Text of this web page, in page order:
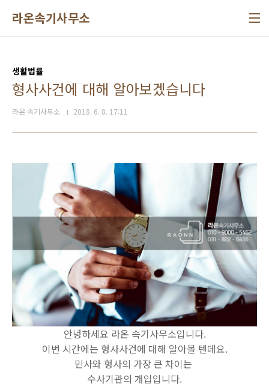
라온속기사무소
생활법률
형사사건에 대해 알아보겠습니다
라온 속기사무소 2018. 6. 8. 17:11
안녕하세요 라온 속기사무소입니다.
이번 시간에는 형사사건에 대해 알아볼 텐데요.
민사와 형사의 가장 큰 차이는
수사기관의 개입입니다.